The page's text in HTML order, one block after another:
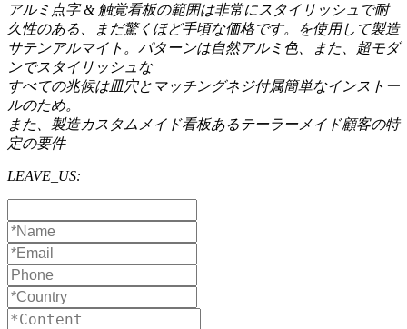
アルミ点字 & 触覚看板の範囲は非常にスタイリッシュで耐
久性のある、まだ驚くほど手頃な価格です。を使用して製造
サテンアルマイト。パターンは自然アルミ色、また、超モダ
ンでスタイリッシュな
すべての兆候は皿穴とマッチングネジ付属簡単なインストー
ルのため。
また、製造カスタムメイド看板あるテーラーメイド顧客の特
定の要件
LEAVE_US: